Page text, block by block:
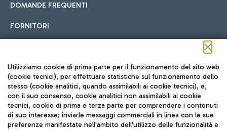
DOMANDE FREQUENTI
FORNITORI
Seguici sui social
TRAVEL JOURNAL
Utilizziamo cookie di prima parte per il funzionamento del sito web
(cookie tecnici), per effettuare statistiche sul funzionamento dello
stesso (cookie analitici, quando assimilabili ai cookie tecnici), e,
con il suo consenso, cookie analitici non assimilabili ai cookie
tecnici, cookie di prima e terza parte per comprendere i contenuti
di suo interesse; inviarle messaggi commerciali in linea con le sue
preferenze manifestate nell'ambito dell'utilizzo delle funzionalità e